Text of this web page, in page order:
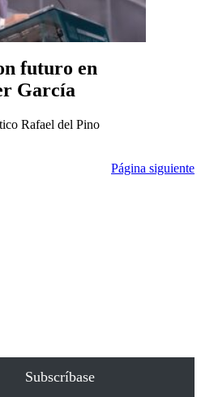
futuro en
García
Rafael del Pino
Página siguiente
Subscríbase